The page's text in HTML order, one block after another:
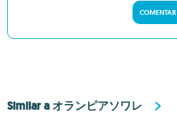
COMENTAR
Similar a オランピアソワレ